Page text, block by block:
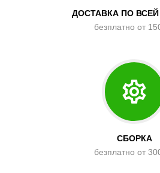
ДОСТАВКА ПО
безплатно от
СБОРКА
безплатно от